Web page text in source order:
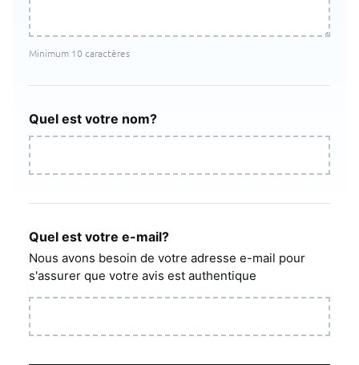
Minimum 10 caractères
Quel est votre nom?
Quel est votre e-mail?
Nous avons besoin de votre adresse e-mail pour
s'assurer que votre avis est authentique